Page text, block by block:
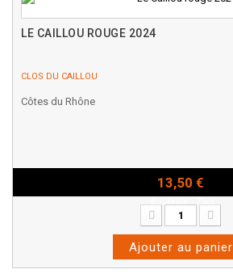
LE CAILLOU ROUGE 2024
CLOS DU CAILLOU
Côtes du Rhône
13,50 €
Ajouter au panier